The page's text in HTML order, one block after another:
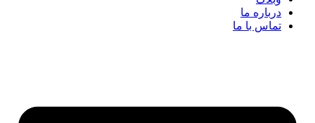
درباره ما
تماس با ما